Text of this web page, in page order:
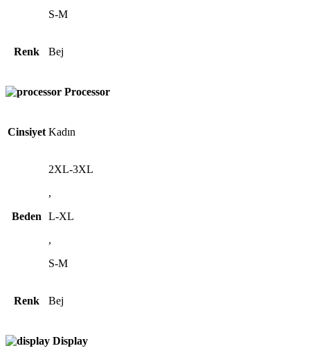
S-M
Renk Bej
Processor
Cinsiyet Kadın
Beden
2XL-3XL
,
L-XL
,
S-M
Renk Bej
Display